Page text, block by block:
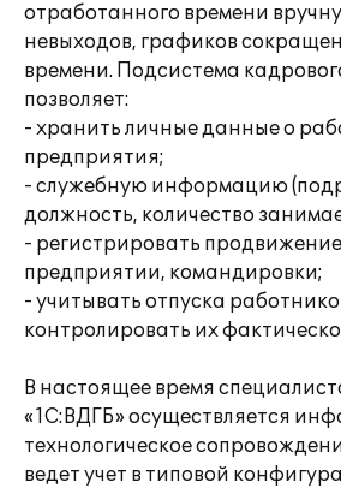
отработанного времени
невыходов, графиков
времени. Подсистема
позволяет:
- хранить личные данные о
предприятия;
- служебную информацию
должность, количество
- регистрировать
предприятии, командировки;
- учитывать отпуска
контролировать их
В настоящее время
«1С:ВДГБ» осуществляется
технологическое
ведет учет в типовой